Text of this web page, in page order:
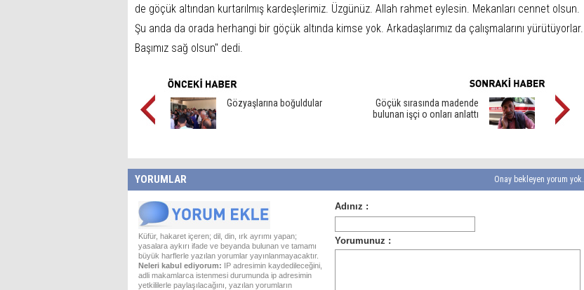
de göçük altından kurtarılmış kardeşlerimiz. Üzgünüz. Allah rahmet eylesin. Mekanları cennet olsun.
Şu anda da orada herhangi bir göçük altında kimse yok. Arkadaşlarımız da çalışmalarını yürütüyorlar.
Başımız sağ olsun" dedi.
Gözyaşlarına boğuldular
Göçük sırasında madende
bulunan işçi o onları anlattı
YORUMLAR Onay bekleyen yorum yok.
Küfür, hakaret içeren; dil, din, ırk ayrımı yapan;
yasalara aykırı ifade ve beyanda bulunan ve tamamı
büyük harflerle yazılan yorumlar yayınlanmayacaktır.
Neleri kabul ediyorum: IP adresimin kaydedileceğini,
adli makamlarca istenmesi durumunda ip adresimin
yetkililerle paylaşılacağını, yazılan yorumların